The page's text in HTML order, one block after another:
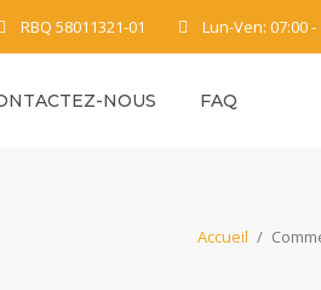
RBQ 58011321-01 Lun-Ven: 07:00 -
NOUS FAQ
Accueil /